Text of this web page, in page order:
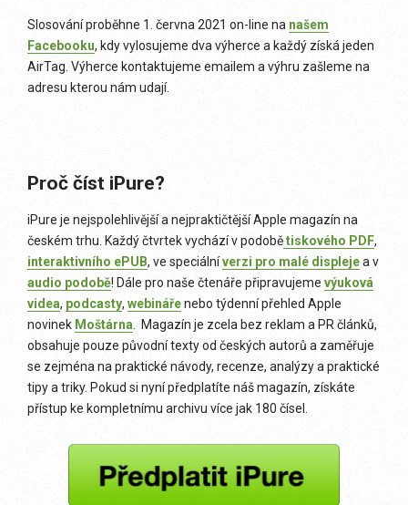
Slosování proběhne 1. června 2021 on-line na našem
Facebooku, kdy vylosujeme dva výherce a každý získá jeden
AirTag. Výherce kontaktujeme emailem a výhru zašleme na
adresu kterou nám udají.
Proč číst iPure?
iPure je nejspolehlivější a nejpraktičtější Apple magazín na
českém trhu. Každý čtvrtek vychází v podobětiskového PDF,
interaktivního ePUB, ve speciálníverzi pro malé displejea v
audio podobě! Dále pro naše čtenáře připravujeme výuková
videa, podcasty, webinářenebo týdenní přehled Apple
novinek Moštárna . Magazín je zcela bez reklam a PR článků,
obsahuje pouze původní texty od českých autorů a zaměřuje
se zejména na praktické návody, recenze, analýzy a praktické
tipy a triky. Pokud si nyní předplatíte náš magazín, získáte
přístup ke kompletnímu archivu více jak 180 čísel.